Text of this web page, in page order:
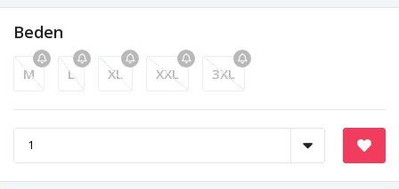
Beden
M L XL XXL 3XL